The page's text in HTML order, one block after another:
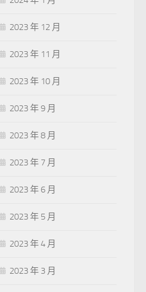
2023 年 12 月
2023 年 11 月
2023 年 10 月
2023 年 9 月
2023 年 8 月
2023 年 7 月
2023 年 6 月
2023 年 5 月
2023 年 4 月
2023 年 3 月